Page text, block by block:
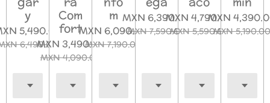
y
5,490.00
6,490.00
Com
fort
MXN 3,490.00
MXN 4,090.00
m
MXN 6,090.00
MXN 7,190.00
MXN 6,390.00
MXN 7,590.00
MXN 4,790.00
MXN 5,590.00
MXN
MXN